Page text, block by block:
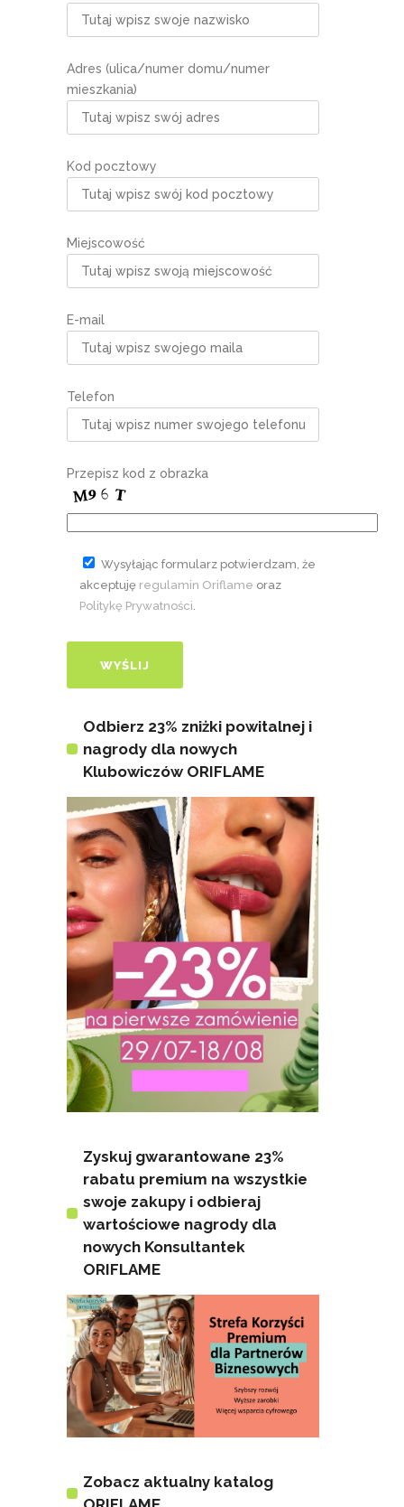
Adres (ulica/numer domu/numer
mieszkania)
Kod pocztowy
Miejscowość
E-mail
Telefon
Przepisz kod z obrazka
Wysyłając formularz potwierdzam, że
akceptuję regulamin Oriflame oraz
Politykę Prywatności
Odbierz 23% zniżki powitalnej i
nagrody dla nowych
Klubowiczów ORIFLAME
Zyskuj gwarantowane 23%
rabatu premium na wszystkie
swoje zakupy i odbieraj
wartościowe nagrody dla
nowych Konsultantek
ORIFLAME
Zobacz aktualny katalog